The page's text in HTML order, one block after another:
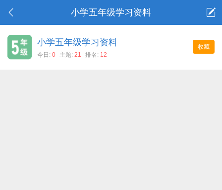
小学五年级学习资料
收藏
小学五年级学习资料
今日: 0 主题: 21 排名: 12